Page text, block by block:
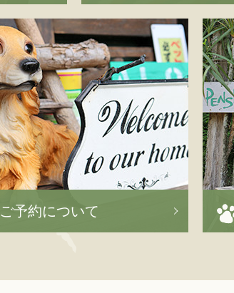
ご予約について